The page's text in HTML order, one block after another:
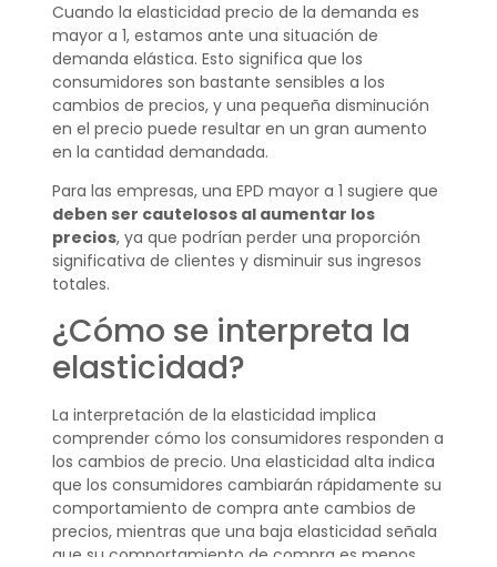
Cuando la elasticidad precio de la demanda es
mayor a 1, estamos ante una situación de
demanda elástica. Esto significa que los
consumidores son bastante sensibles a los
cambios de precios, y una pequeña disminución
en el precio puede resultar en un gran aumento
en la cantidad demandada.
Para las empresas, una EPD mayor a 1 sugiere que
deben ser cautelosos al aumentar los
precios, ya que podrían perder una proporción
significativa de clientes y disminuir sus ingresos
totales.
¿Cómo se interpreta la
elasticidad?
La interpretación de la elasticidad implica
comprender cómo los consumidores responden a
los cambios de precio. Una elasticidad alta indica
que los consumidores cambiarán rápidamente su
comportamiento de compra ante cambios de
precios, mientras que una baja elasticidad señala
que su comportamiento de compra es menos